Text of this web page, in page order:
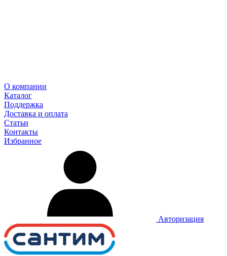
О компании
Каталог
Поддержка
Доставка и оплата
Статьи
Контакты
Избранное
Авторизация